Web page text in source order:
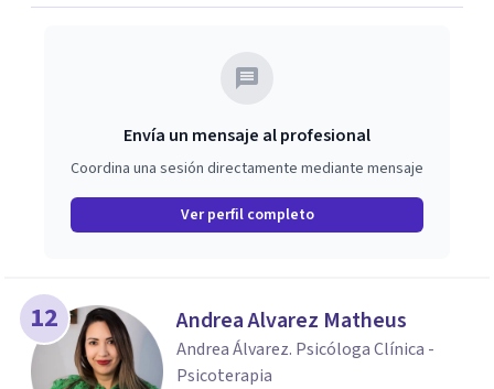
Envía un mensaje al profesional
Coordina una sesión directamente mediante mensaje
Ver perfil completo
12 Andrea Alvarez Matheus
Andrea Álvarez. Psicóloga Clínica -
Psicoterapia